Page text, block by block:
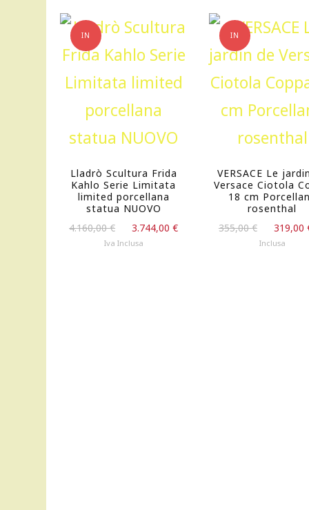
IN
OFFERTA!
Lladrò Scultura Frida
Kahlo Serie Limitata
limited porcellana
statua NUOVO
4.160,00€
prezzo
3.744,00€
Iva Inclusa
IN
OFFERTA!
VERSACE Le
Versace Ciotola
18 cm
rosenthal
355,00€
prezzo
319,00
Inclusa